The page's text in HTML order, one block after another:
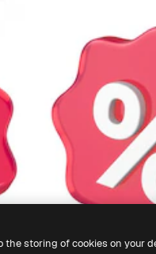
the storing of cookies on your